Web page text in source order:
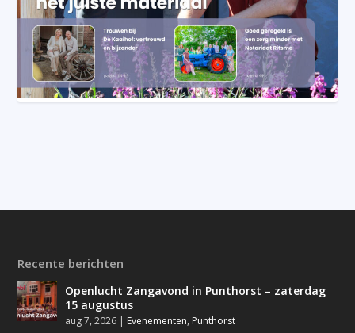
Recente berichten
Openlucht Zangavond in Punthorst – zaterdag
15 augustus
aug 7, 2026 | Evenementen, Punthorst